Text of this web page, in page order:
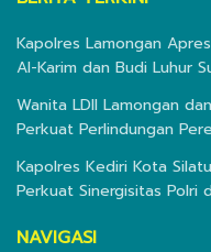
Kapolres Lamongan
Al-Karim dan Budi Luhur
Wanita LDII Lamongan
Perkuat Perlindungan
Kapolres Kediri Kota
Perkuat Sinergisitas Polri
NAVIGASI